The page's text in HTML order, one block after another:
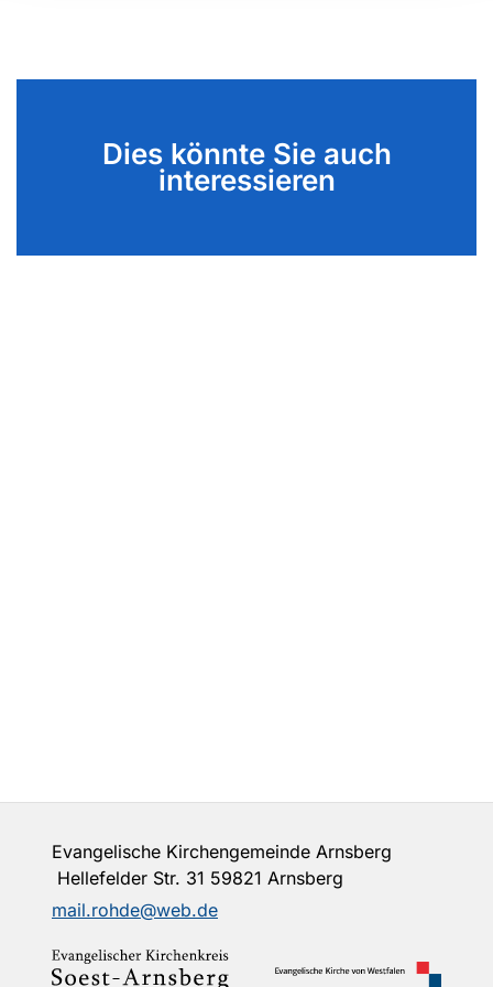
Dies könnte Sie auch
interessieren
Evangelische Kirchengemeinde Arnsberg
Hellefelder Str. 31 59821 Arnsberg
mail.rohde@web.de